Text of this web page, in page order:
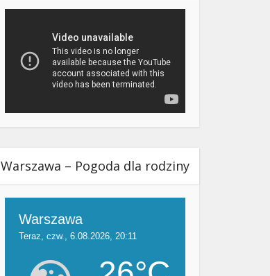
Warszawa – Pogoda dla rodziny